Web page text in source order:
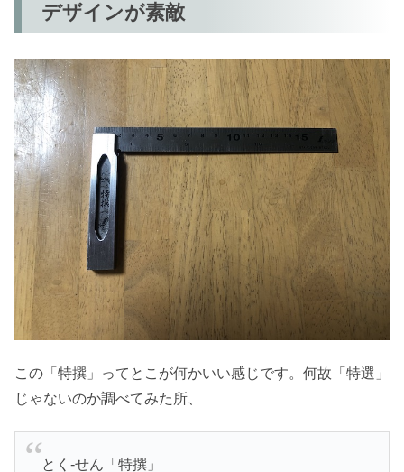
デザインが素敵
この「特撰」ってとこが何かいい感じです。何故「特選」
じゃないのか調べてみた所、
とく-せん「特撰」